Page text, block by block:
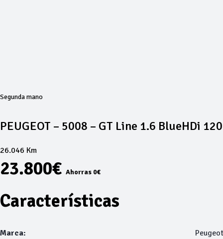
Segunda mano
PEUGEOT – 5008 – GT Line 1.6 BlueHDi
26.046 Km
23.800€ Ahorras 0€
Características
Marca: Peugeot